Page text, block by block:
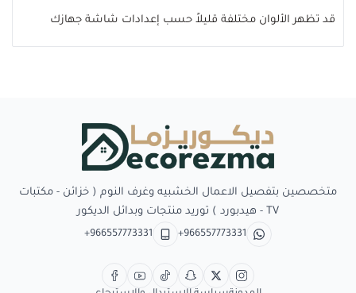
قد تظهر الألوان مختلفة قليلاً حسب إعدادات شاشة جهازك
متخصصين بتفصيل الاعمال الخشبيه وغرف النوم ( خزائن - مكتبات
TV - هيدبورد ) توريد منتجات وبدائل الديكور
+966557773331
+966557773331